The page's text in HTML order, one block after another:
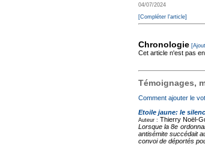
04/07/2024
[Compléter l'article]
Chronologie
Cet article n'est pas
Témoignages,
Comment ajouter le
Etoile jaune: le
Auteur : Thierry Noël-
Lorsque la 8e
antisémite succédait
convoi de déportés